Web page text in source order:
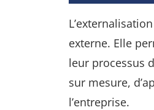
externe. Elle
leur processus
sur mesure,
l’entreprise.